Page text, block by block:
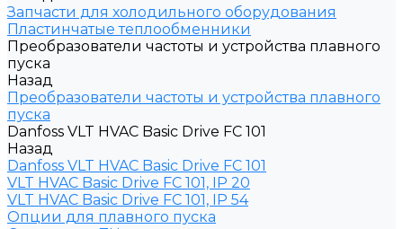
Запчасти для холодильного оборудования
Пластинчатые теплообменники
Преобразователи частоты и устройства плавного
пуска
Назад
Преобразователи частоты и устройства плавного
пуска
Danfoss VLT HVAC Basic Drive FC 101
Назад
Danfoss VLT HVAC Basic Drive FC 101
VLT HVAC Basic Drive FC 101, IP 20
VLT HVAC Basic Drive FC 101, IP 54
Опции для плавного пуска